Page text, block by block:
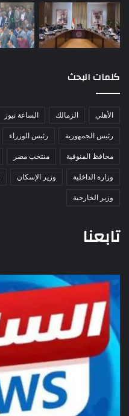
كلمات البحث
الأهلي الزمالك الساعة نيوز
رئيس الجمهورية
رئيس الوزراء
محافظ المنوفية
منتخب مصر
وزارة الداخلية
وزير الإسكان
وزير الخارجية
تابعنا